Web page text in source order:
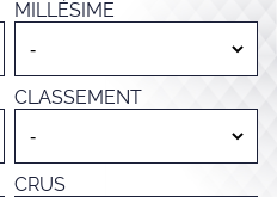
MILLÉSIME
CLASSEMENT
CRUS